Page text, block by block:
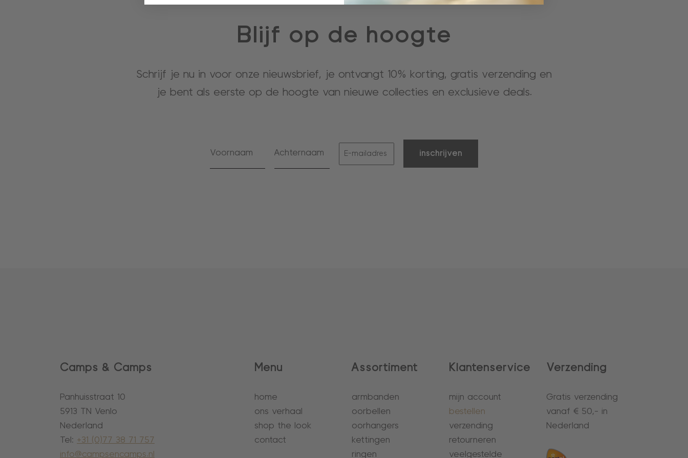
Blijf op de hoogte
Schrijf je nu in voor onze nieuwsbrief, je ontvangt 10% korting, gratis verzending en
je bent als eerste op de hoogte van nieuwe collecties en exclusieve deals.
inschrijven
Camps & Camps
Panhuisstraat 10
5913 TN Venlo
Nederland
Tel: +31 (0)77 38 71 757
info@campsencamps.nl
Menu
home
ons verhaal
shop the look
contact
Assortiment
armbanden
oorbellen
oorhangers
kettingen
ringen
Klantenservice
mijn account
bestellen
verzending
retourneren
veelgestelde
Verzending
Gratis verzending
vanaf € 50,- in
Nederland